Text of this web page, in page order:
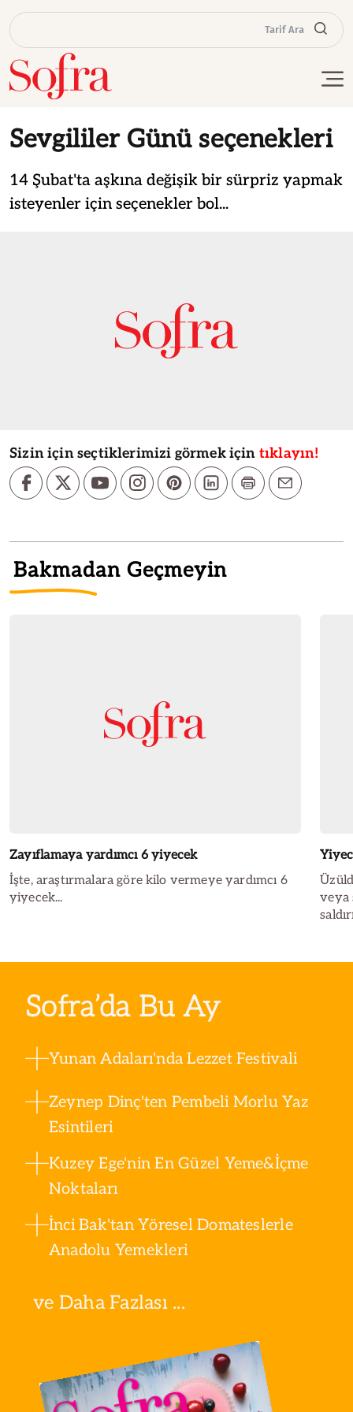
Tarif Ara
Sevgililer Günü seçenekleri
14 Şubat'ta aşkına değişik bir sürpriz yapmak
isteyenler için seçenekler bol...
Sizin için seçtiklerimizi görmek için tıklayın!
Bakmadan Geçmeyin
Zayıflamaya yardımcı 6 yiyecek
İşte, araştırmalara göre kilo vermeye yardımcı 6
yiyecek...
veya
Sofra’da Bu Ay
Yunan Adaları'nda Lezzet Festivali
Zeynep Dinç'ten Pembeli Morlu Yaz
Esintileri
Kuzey Ege'nin En Güzel Yeme&İçme
Noktaları
İnci Bak'tan Yöresel Domateslerle
Anadolu Yemekleri
ve Daha Fazlası ...